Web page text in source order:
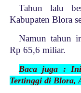
Tahun lalu
Kabupaten Blora
Namun tahun
Rp 65,6 miliar.
Baca juga :
Tertinggi di Blora,